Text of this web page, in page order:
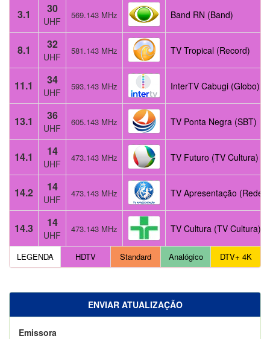
3.1 30
UHF
569.143 MHz Band RN (Band)
8.1 32
UHF
581.143 MHz TV Tropical (Record)
11.1 34
UHF
593.143 MHz InterTV Cabugi (Globo)
13.1 36
UHF
605.143 MHz TV Ponta Negra (SBT)
14.1 14
UHF
473.143 MHz TV Futuro (TV Cultura)
14.2 14
UHF
473.143 MHz TV Apresentação (Rede
14.3 14
UHF
473.143 MHz TV Cultura (TV Cultura)
LEGENDA HDTV Standard Analógico DTV+ 4K
ENVIAR ATUALIZAÇÃO
Emissora